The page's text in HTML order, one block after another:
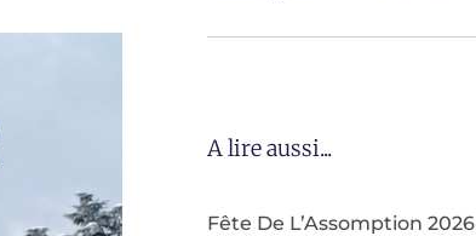
A lire aussi...
Fête De L’Assomption 2026